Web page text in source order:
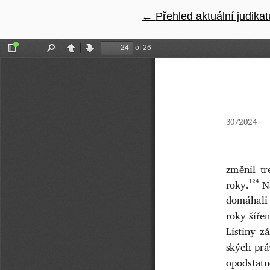
← Návrat na podrobnosti
Přehled aktuální